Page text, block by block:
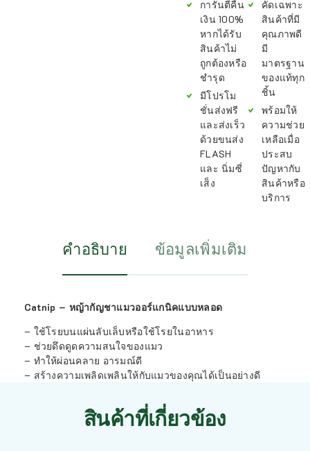
การันตีคืน
เงิน 100%
หากได้รับ
สินค้าไม่
ถูกต้องหรือ
ชำรุด
มีโปรโม
ชั่นส่งฟรี
และส่งเร็ว
ด้วยขนส่ง
FLASH
และ นิ่มซี่
เส็ง
คัดเฉพาะ
สินค้าที่มี
คุณภาพดี
มี
มาตรฐาน
ของแท้ทุก
ชิ้น
พร้อมให้
ความช่วย
เหลือเมื่อ
ประสบ
ปัญหากับ
สินค้าหรือ
บริการ
คำอธิบาย ข้อมูลเพิ่มเติม
Catnip – หญ้ากัญชาแมวออร์แกนิคแบบหลอด
– ใช้โรยบนแผ่นลับเล็บหรือใช้โรยในอาหาร
– ช่วยดึดดูดความสนใจของแมว
– ทำให้ผ่อนคลาย อารมณ์ดี
– สร้างความเพลิดเพลินให้กับแมวของคุณได้เป็นอย่างดี
สินค้าที่เกี่ยวข้อง